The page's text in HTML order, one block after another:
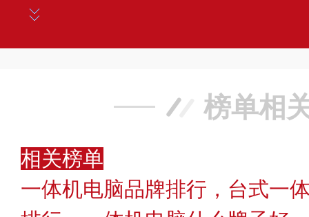
榜单相
相关榜单
一体机电脑品牌排行，台式一